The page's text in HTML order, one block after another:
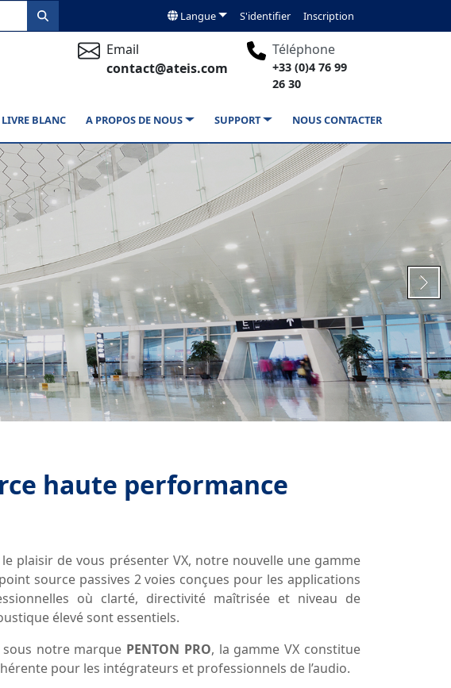
Langue S'identifier Inscription
Email
contact@ateis.com
Téléphone
+33 (0)4 76 99
26 30
LIVRE BLANC A PROPOS DE NOUS SUPPORT NOUS CONTACTER
Next
haute performance
plaisir de vous présenter VX, notre nouvelle une gamme
source passives 2 voies conçues pour les applications
où clarté, directivité maîtrisée et niveau de
élevé sont essentiels.
sous notre marque PENTON PRO, la gamme VX constitue
pour les intégrateurs et professionnels de l’audio.